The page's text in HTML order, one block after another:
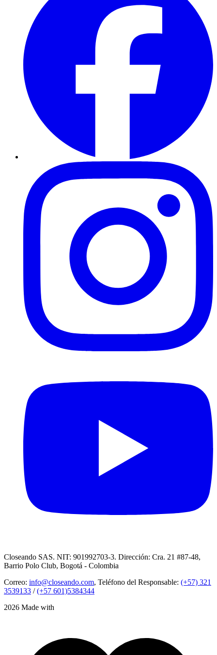
Closeando SAS. NIT: 901992703-3. Dirección: Cra. 21 #87-48,
Barrio Polo Club, Bogotá - Colombia
Correo: info@closeando.com, Teléfono del Responsable: (+57) 321
3539133 /(+57 601)5384344
2026 Made with